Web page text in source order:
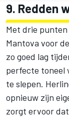
9. Redden
Met drie
Mantova voor
zo goed lag
perfecte toneel
te slepen.
opnieuw zijn
zorgt ervoor